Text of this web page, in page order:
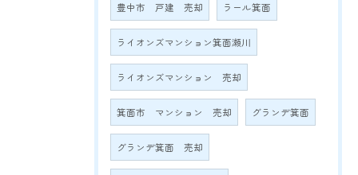
豊中市 戸建 売却 ラール箕面
ライオンズマンション箕面瀬川
ライオンズマンション 売却
箕面市 マンション 売却 グランデ箕面
グランデ箕面 売却